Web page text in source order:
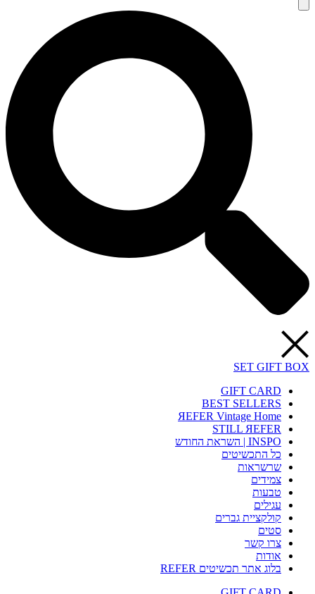
SET GIFT BOX
GIFT CARD
BEST SELLERS
ЯEFER Vintage Home
STILL ЯEFER
INSPO | השראת החודש
כל התכשיטים
שרשראות
צמידים
טבעות
עגילים
קולקציית גברים
סטים
צרו קשר
אודות
בלוג אתר תכשיטים REFER